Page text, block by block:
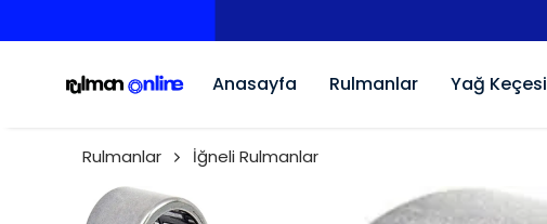
Anasayfa Rulmanlar Yağ Keçesi
Rulmanlar İğneli Rulmanlar